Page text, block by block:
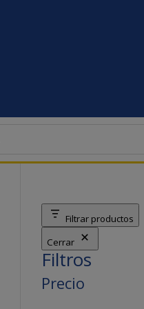
Filtrar productos
Cerrar
Filtros
Precio